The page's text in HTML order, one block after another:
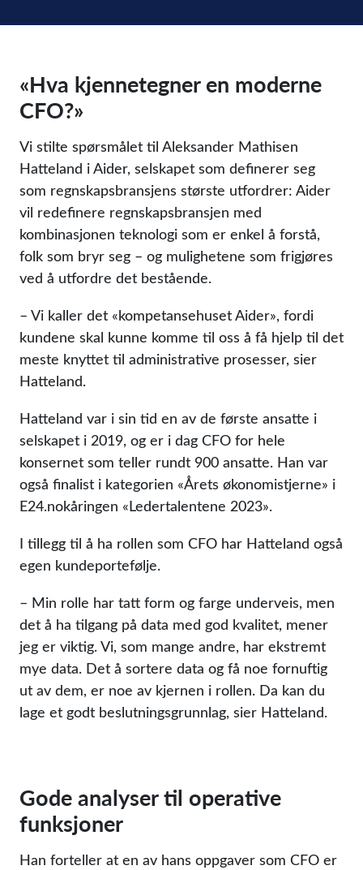
«Hva kjennetegner en moderne
CFO?»
Vi stilte spørsmålet til Aleksander Mathisen
Hatteland i Aider, selskapet som definerer seg
som regnskapsbransjens største utfordrer: Aider
vil redefinere regnskapsbransjen med
kombinasjonen teknologi som er enkel å forstå,
folk som bryr seg – og mulighetene som frigjøres
ved å utfordre det bestående.
– Vi kaller det «kompetansehuset Aider», fordi
kundene skal kunne komme til oss å få hjelp til det
meste knyttet til administrative prosesser, sier
Hatteland.
Hatteland var i sin tid en av de første ansatte i
selskapet i 2019, og er i dag CFO for hele
konsernet som teller rundt 900 ansatte. Han var
også finalist i kategorien «Årets økonomistjerne» i
E24.nokåringen «Ledertalentene 2023».
I tillegg til å ha rollen som CFO har Hatteland også
egen kundeportefølje.
– Min rolle har tatt form og farge underveis, men
det å ha tilgang på data med god kvalitet, mener
jeg er viktig. Vi, som mange andre, har ekstremt
mye data. Det å sortere data og få noe fornuftig
ut av dem, er noe av kjernen i rollen. Da kan du
lage et godt beslutningsgrunnlag, sier Hatteland.
Gode analyser til operative
funksjoner
Han forteller at en av hans oppgaver som CFO er